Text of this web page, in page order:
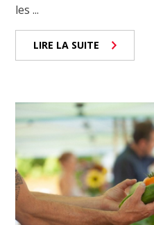
les ...
LIRE LA SUITE